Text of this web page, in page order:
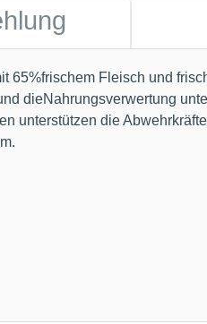
Fleisch und
dieNahrungsverwertung
unterstützen die